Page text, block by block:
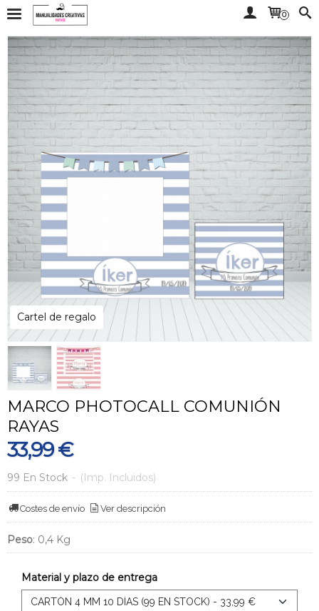
0
Cartel de regalo
MARCO PHOTOCALL COMUNIÓN
RAYAS
33,99 €
99 En Stock - (Imp. Incluidos)
Costes de envío Ver descripción
Peso: 0,4 Kg
Material y plazo de entrega